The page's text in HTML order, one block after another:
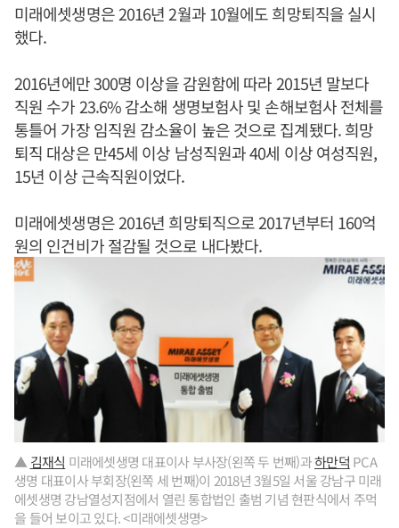
미래에셋생명은 2016년 2월과 10월에도 희망퇴직을 실시
했다.
2016년에만 300명 이상을 감원함에 따라 2015년 말보다
직원 수가 23.6% 감소해 생명보험사 및 손해보험사 전체를
통틀어 가장 임직원 감소율이 높은 것으로 집계됐다. 희망
퇴직 대상은 만45세 이상 남성직원과 40세 이상 여성직원,
15년 이상 근속직원이었다.
미래에셋생명은 2016년 희망퇴직으로 2017년부터 160억
원의 인건비가 절감될 것으로 내다봤다.
▲ 김재식 미래에셋생명 대표이사 부사장(왼쪽 두 번째)과하만덕 PCA
생명 대표이사 부회장(왼쪽 세 번째)이 2018년 3월5일 서울 강남구 미래
에셋생명 강남열성지점에서 열린 통합법인 출범 기념 현판식에서 주먹
을 들어 보이고 있다. <미래에셋생명>